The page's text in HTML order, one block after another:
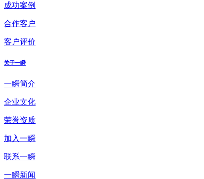
成功案例
合作客户
客户评价
关于一瞬
一瞬简介
企业文化
荣誉资质
加入一瞬
联系一瞬
一瞬新闻